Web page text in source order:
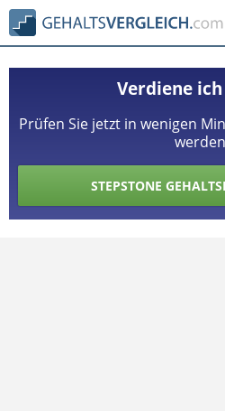
Verdiene ich
Prüfen Sie jetzt in wenigen
STEPSTONE